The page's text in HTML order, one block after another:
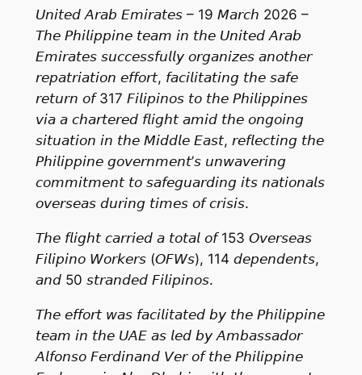
𝘜𝘯𝘪𝘵𝘦𝘥 𝘈𝘳𝘢𝘣 𝘌𝘮𝘪𝘳𝘢𝘵𝘦𝘴 – 19 𝘔𝘢𝘳𝘤𝘩 2026 –
𝘛𝘩𝘦 𝘗𝘩𝘪𝘭𝘪𝘱𝘱𝘪𝘯𝘦 𝘵𝘦𝘢𝘮 𝘪𝘯 𝘵𝘩𝘦 𝘜𝘯𝘪𝘵𝘦𝘥 𝘈𝘳𝘢𝘣
𝘌𝘮𝘪𝘳𝘢𝘵𝘦𝘴 𝘴𝘶𝘤𝘤𝘦𝘴𝘴𝘧𝘶𝘭𝘭𝘺 𝘰𝘳𝘨𝘢𝘯𝘪𝘻𝘦𝘴 𝘢𝘯𝘰𝘵𝘩𝘦𝘳
𝘳𝘦𝘱𝘢𝘵𝘳𝘪𝘢𝘵𝘪𝘰𝘯 𝘦𝘧𝘧𝘰𝘳𝘵, 𝘧𝘢𝘤𝘪𝘭𝘪𝘵𝘢𝘵𝘪𝘯𝘨 𝘵𝘩𝘦 𝘴𝘢𝘧𝘦
𝘳𝘦𝘵𝘶𝘳𝘯 𝘰𝘧 317 𝘍𝘪𝘭𝘪𝘱𝘪𝘯𝘰𝘴 𝘵𝘰 𝘵𝘩𝘦 𝘗𝘩𝘪𝘭𝘪𝘱𝘱𝘪𝘯𝘦𝘴
𝘷𝘪𝘢 𝘢 𝘤𝘩𝘢𝘳𝘵𝘦𝘳𝘦𝘥 𝘧𝘭𝘪𝘨𝘩𝘵 𝘢𝘮𝘪𝘥 𝘵𝘩𝘦 𝘰𝘯𝘨𝘰𝘪𝘯𝘨
𝘴𝘪𝘵𝘶𝘢𝘵𝘪𝘰𝘯 𝘪𝘯 𝘵𝘩𝘦 𝘔𝘪𝘥𝘥𝘭𝘦 𝘌𝘢𝘴𝘵, 𝘳𝘦𝘧𝘭𝘦𝘤𝘵𝘪𝘯𝘨 𝘵𝘩𝘦
𝘗𝘩𝘪𝘭𝘪𝘱𝘱𝘪𝘯𝘦 𝘨𝘰𝘷𝘦𝘳𝘯𝘮𝘦𝘯𝘵’𝘴 𝘶𝘯𝘸𝘢𝘷𝘦𝘳𝘪𝘯𝘨
𝘤𝘰𝘮𝘮𝘪𝘵𝘮𝘦𝘯𝘵 𝘵𝘰 𝘴𝘢𝘧𝘦𝘨𝘶𝘢𝘳𝘥𝘪𝘯𝘨 𝘪𝘵𝘴 𝘯𝘢𝘵𝘪𝘰𝘯𝘢𝘭𝘴
𝘰𝘷𝘦𝘳𝘴𝘦𝘢𝘴 𝘥𝘶𝘳𝘪𝘯𝘨 𝘵𝘪𝘮𝘦𝘴 𝘰𝘧 𝘤𝘳𝘪𝘴𝘪𝘴.
𝘛𝘩𝘦 𝘧𝘭𝘪𝘨𝘩𝘵 𝘤𝘢𝘳𝘳𝘪𝘦𝘥 𝘢 𝘵𝘰𝘵𝘢𝘭 𝘰𝘧 153 𝘖𝘷𝘦𝘳𝘴𝘦𝘢𝘴
𝘍𝘪𝘭𝘪𝘱𝘪𝘯𝘰 𝘞𝘰𝘳𝘬𝘦𝘳𝘴 (𝘖𝘍𝘞𝘴), 114 𝘥𝘦𝘱𝘦𝘯𝘥𝘦𝘯𝘵𝘴,
𝘢𝘯𝘥 50 𝘴𝘵𝘳𝘢𝘯𝘥𝘦𝘥 𝘍𝘪𝘭𝘪𝘱𝘪𝘯𝘰𝘴.
𝘛𝘩𝘦 𝘦𝘧𝘧𝘰𝘳𝘵 𝘸𝘢𝘴 𝘧𝘢𝘤𝘪𝘭𝘪𝘵𝘢𝘵𝘦𝘥 𝘣𝘺 𝘵𝘩𝘦 𝘗𝘩𝘪𝘭𝘪𝘱𝘱𝘪𝘯𝘦
𝘵𝘦𝘢𝘮 𝘪𝘯 𝘵𝘩𝘦 𝘜𝘈𝘌 𝘢𝘴 𝘭𝘦𝘥 𝘣𝘺 𝘈𝘮𝘣𝘢𝘴𝘴𝘢𝘥𝘰𝘳
𝘈𝘭𝘧𝘰𝘯𝘴𝘰 𝘍𝘦𝘳𝘥𝘪𝘯𝘢𝘯𝘥 𝘝𝘦𝘳 𝘰𝘧 𝘵𝘩𝘦 𝘗𝘩𝘪𝘭𝘪𝘱𝘱𝘪𝘯𝘦